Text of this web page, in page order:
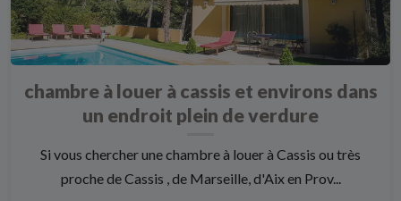
chambre à louer à cassis et environs dans
un endroit plein de verdure
Si vous chercher une chambre à louer à Cassis ou très
proche de Cassis , de Marseille, d'Aix en Prov...